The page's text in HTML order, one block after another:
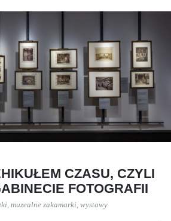
CZASU, CZYLI
FOTOGRAFII
, muzealne zakamarki, wystawy